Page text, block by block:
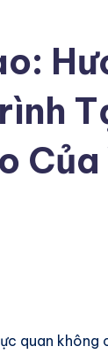
quan